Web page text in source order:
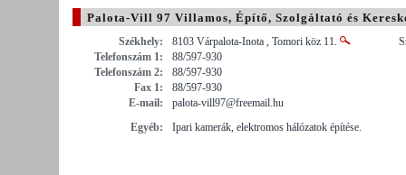
Palota-Vill 97 Villamos, Építő, Szolgáltató és
Székhely:
8103 Várpalota-Inota , Tomori köz 11.
Telefonszám 1:
88/597-930
Telefonszám 2:
88/597-930
Fax 1:
88/597-930
E-mail:
palota-vill97@freemail.hu
Egyéb:
Ipari kamerák, elektromos hálózatok építése.